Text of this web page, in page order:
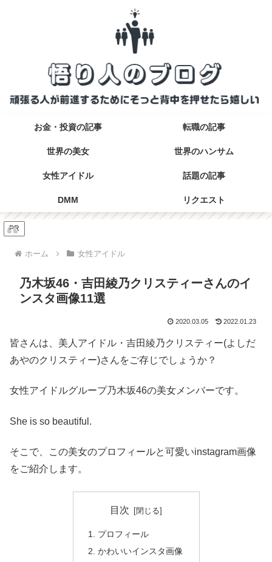
お金・投資の記事 転職の記事
世界の美女 世界のハンサム
女性アイドル 話題の記事
DMM リクエスト
PR
ホーム 女性アイドル
乃木坂46・吉田綾乃クリスティーさんのイ
ンスタ画像11選
2020.03.05 2022.01.23
皆さんは、美人アイドル・吉田綾乃クリスティー(よしだ
あやのクリスティー)さんをご存じでしょうか？
女性アイドルグループ乃木坂46の美女メンバーです。
She is so beautiful.
そこで、この美女のプロフィールと可愛いinstagram画像
をご紹介します。
目次
プロフィール
かわいいインスタ画像